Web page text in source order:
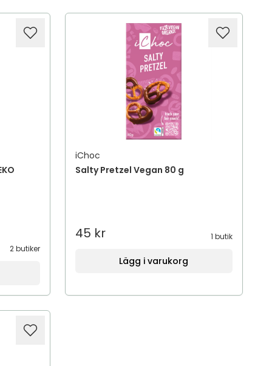
2 butiker
iChoc
Salty Pretzel Vegan 80 g
45 kr 1 butik
Lägg i varukorg